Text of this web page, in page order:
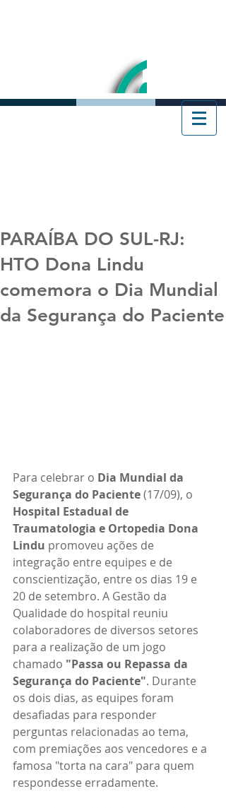
PARAÍBA DO SUL-RJ:
HTO Dona Lindu
comemora o Dia Mundial
da Segurança do Paciente
Para celebrar o Dia Mundial da
Segurança do Paciente (17/09), o
Hospital Estadual de
Traumatologia e Ortopedia Dona
Lindu promoveu ações de
integração entre equipes e de
conscientização, entre os dias 19 e
20 de setembro. A Gestão da
Qualidade do hospital reuniu
colaboradores de diversos setores
para a realização de um jogo
chamado "Passa ou Repassa da
Segurança do Paciente". Durante
os dois dias, as equipes foram
desafiadas para responder
perguntas relacionadas ao tema,
com premiações aos vencedores e a
famosa "torta na cara" para quem
respondesse erradamente.